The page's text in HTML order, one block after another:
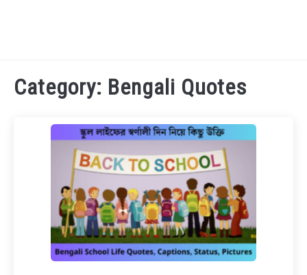
TECHNOLOGY
EDUCATIONAL
BENGALI WISHES
Category: Bengali Quotes